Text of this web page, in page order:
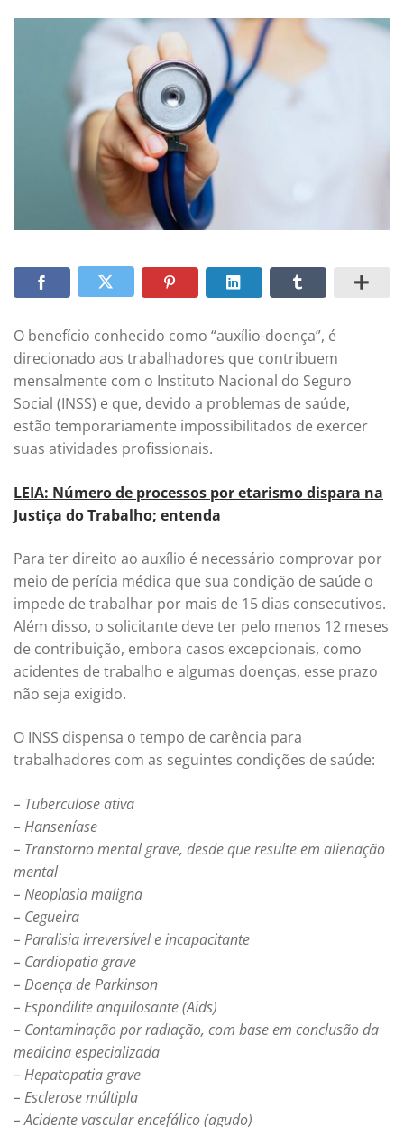
O benefício conhecido como “auxílio-doença”, é
direcionado aos trabalhadores que contribuem
mensalmente com o Instituto Nacional do Seguro
Social (INSS) e que, devido a problemas de saúde,
estão temporariamente impossibilitados de exercer
suas atividades profissionais.
LEIA: Número de processos por etarismo dispara na
Justiça do Trabalho; entenda
Para ter direito ao auxílio é necessário comprovar por
meio de perícia médica que sua condição de saúde o
impede de trabalhar por mais de 15 dias consecutivos.
Além disso, o solicitante deve ter pelo menos 12 meses
de contribuição, embora casos excepcionais, como
acidentes de trabalho e algumas doenças, esse prazo
não seja exigido.
O INSS dispensa o tempo de carência para
trabalhadores com as seguintes condições de saúde:
– Tuberculose ativa
– Hanseníase
– Transtorno mental grave, desde que resulte em alienação
mental
– Neoplasia maligna
– Cegueira
– Paralisia irreversível e incapacitante
– Cardiopatia grave
– Doença de Parkinson
– Espondilite anquilosante (Aids)
– Contaminação por radiação, com base em conclusão da
medicina especializada
– Hepatopatia grave
– Esclerose múltipla
– Acidente vascular encefálico (agudo)